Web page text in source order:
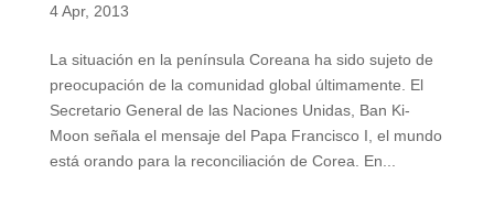
4 Apr, 2013
La situación en la península Coreana ha sido sujeto de
preocupación de la comunidad global últimamente. El
Secretario General de las Naciones Unidas, Ban Ki-
Moon señala el mensaje del Papa Francisco I, el mundo
está orando para la reconciliación de Corea. En...